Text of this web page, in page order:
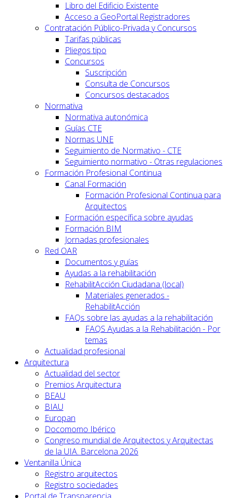
Libro del Edificio Existente
Acceso a GeoPortal.Registradores
Contratación Público-Privada y Concursos
Tarifas públicas
Pliegos tipo
Concursos
Suscripción
Consulta de Concursos
Concursos destacados
Normativa
Normativa autonómica
Guías CTE
Normas UNE
Seguimiento de Normativo - CTE
Seguimiento normativo - Otras regulaciones
Formación Profesional Continua
Canal Formación
Formación Profesional Continua para
Arquitectos
Formación específica sobre ayudas
Formación BIM
Jornadas profesionales
Red OAR
Documentos y guías
Ayudas a la rehabilitación
RehabilitAcción Ciudadana (local)
Materiales generados -
RehabilitAcción
FAQs sobre las ayudas a la rehabilitación
FAQS Ayudas a la Rehabilitación - Por
temas
Actualidad profesional
Arquitectura
Actualidad del sector
Premios Arquitectura
BEAU
BIAU
Europan
Docomomo Ibérico
Congreso mundial de Arquitectos y Arquitectas
de la UIA. Barcelona 2026
Ventanilla Única
Registro arquitectos
Registro sociedades